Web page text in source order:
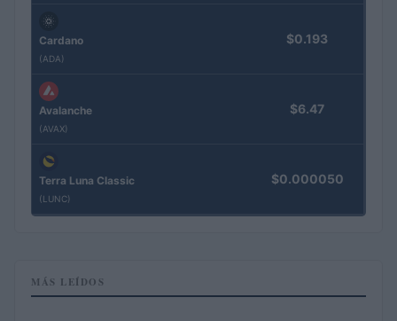
Cardano
(ADA)
$0.193
Avalanche
(AVAX)
$6.47
Terra Luna Classic
(LUNC)
$0.000050
MÁS LEÍDOS